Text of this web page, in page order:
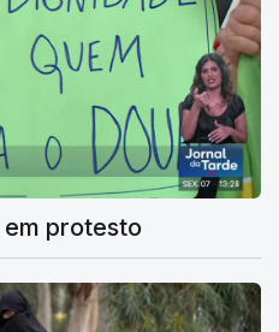
protesto